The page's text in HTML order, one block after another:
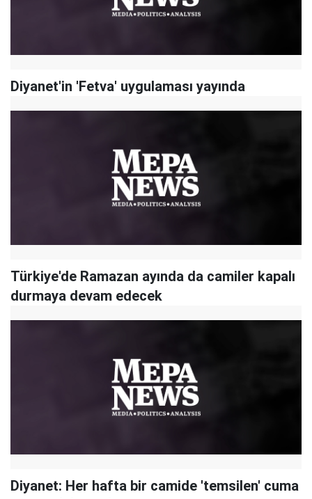
Diyanet'in 'Fetva' uygulaması yayında
Türkiye'de Ramazan ayında da camiler kapalı
durmaya devam edecek
Diyanet: Her hafta bir camide 'temsilen' cuma